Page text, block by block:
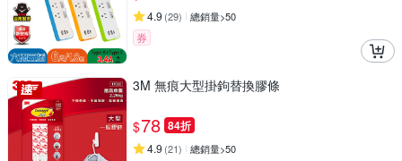
4.9 (29) 總銷量>50
券
3M 無痕大型掛鉤替換膠條
$78 84折
4.9 (21) 總銷量>50